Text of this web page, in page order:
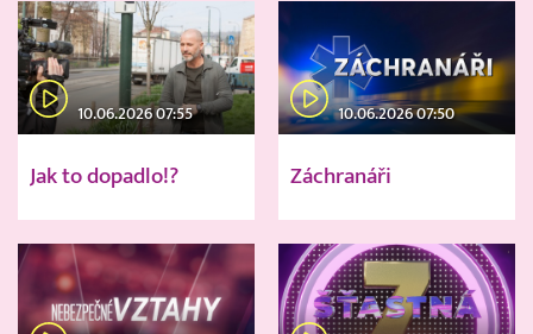
10.06.2026 07:55
Jak to dopadlo!?
10.06.2026 07:50
Záchranáři